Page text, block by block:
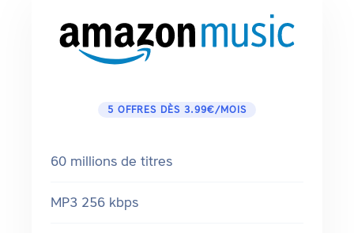
5 OFFRES DÈS 3.99€/MOIS
60 millions de titres
MP3 256 kbps